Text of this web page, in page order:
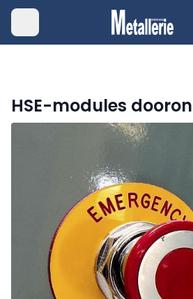
HSE-modules